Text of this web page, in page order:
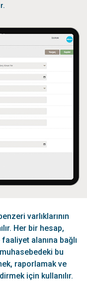
varlıklarının
Her bir hesap,
alanına bağlı
bu
raporlamak ve
için kullanılır.